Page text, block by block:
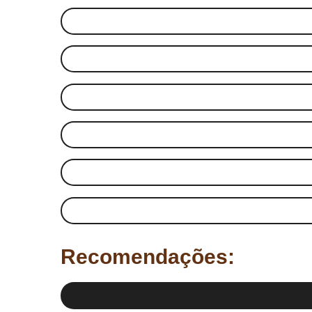
Recomendações: